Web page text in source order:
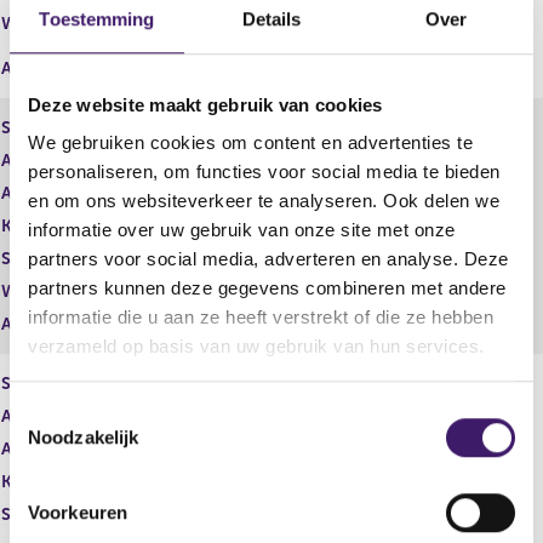
Toestemming Details Over
Deze website maakt gebruik van cookies
We gebruiken cookies om content en advertenties te
personaliseren, om functies voor social media te bieden
en om ons websiteverkeer te analyseren. Ook delen we
informatie over uw gebruik van onze site met onze
partners voor social media, adverteren en analyse. Deze
partners kunnen deze gegevens combineren met andere
informatie die u aan ze heeft verstrekt of die ze hebben
verzameld op basis van uw gebruik van hun services.
T
o
e
Noodzakelijk
Voorkeuren
Wijze van beschikken
Middellijk
Afwikkeling
Soort aandeel
Aantal aandelen
1.895.373,00
Aantal stemmen
1.895.373,00
Kapitaalbelang
Reëel
Stemrecht
Reëel
Wijze van beschikken
Rechtstreeks
Afwikkeling
Soort aandeel
Gewoon aandeel
Aantal aandelen
Aantal stemmen
Kapitaalbelang
Stemrecht